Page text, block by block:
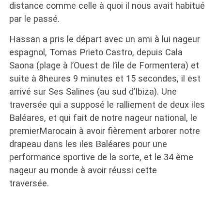
distance comme celle à quoi il nous avait habitué
par le passé.
Hassan a pris le départ avec un ami à lui nageur
espagnol, Tomas Prieto Castro, depuis Cala
Saona (plage à l’Ouest de l’ile de Formentera) et
suite à 8heures 9 minutes et 15 secondes, il est
arrivé sur Ses Salines (au sud d’Ibiza). Une
traversée qui a supposé le ralliement de deux iles
Baléares, et qui fait de notre nageur national, le
premierMarocain à avoir fièrement arborer notre
drapeau dans les iles Baléares pour une
performance sportive de la sorte, et le 34 ème
nageur au monde à avoir réussi cette
traversée.